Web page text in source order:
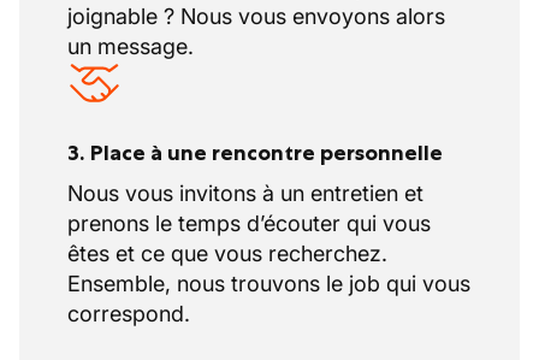
joignable ? Nous vous envoyons alors
un message.
3. Place à une rencontre personnelle
Nous vous invitons à un entretien et
prenons le temps d’écouter qui vous
êtes et ce que vous recherchez.
Ensemble, nous trouvons le job qui vous
correspond.